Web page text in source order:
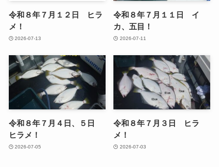
令和８年７月１２日 ヒラ
メ！
2026-07-13
令和８年７月１１日 イ
カ、五目！
2026-07-11
令和８年７月４日、５日
ヒラメ！
2026-07-05
令和８年７月３日 ヒラ
メ！
2026-07-03